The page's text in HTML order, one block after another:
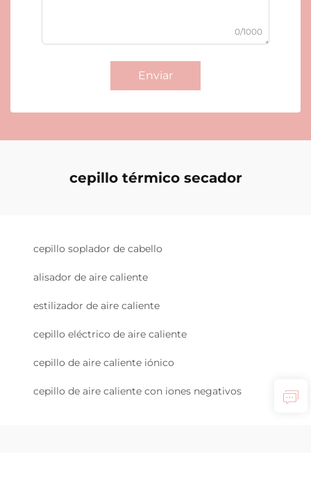
0/1000
Enviar
cepillo térmico secador
cepillo soplador de cabello
alisador de aire caliente
estilizador de aire caliente
cepillo eléctrico de aire caliente
cepillo de aire caliente iónico
cepillo de aire caliente con iones negativos